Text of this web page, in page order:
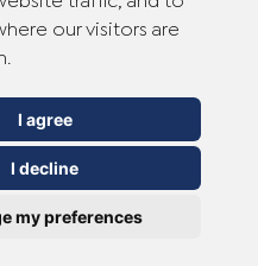
our visitors are
I agree
I decline
my preferences
Roeskestraat 115,
Netherlands
znaleźć na stronie